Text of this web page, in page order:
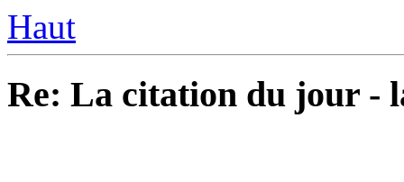
Haut
Re: La citation du jour -